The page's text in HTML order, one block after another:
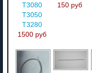
T3080
T3050
T3280
1500 руб
150 руб